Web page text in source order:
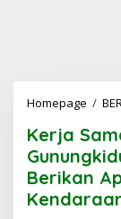
Homepage /
Kerja
Berikan